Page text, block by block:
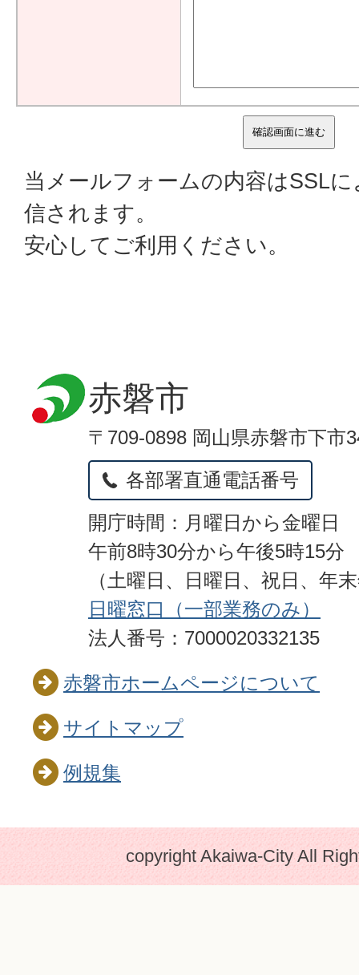
当メールフォームの内容はSSL
信されます。
安心してご利用ください。
赤磐市
〒709-0898 岡山県赤磐市下市
各部署直通電話番号
開庁時間：月曜日から金曜日
午前8時30分から午後5時15分
（土曜日、日曜日、祝日、年
日曜窓口（一部業務のみ）
法人番号：7000020332135
赤磐市ホームページについて
サイトマップ
例規集
copyright Akaiwa-City All